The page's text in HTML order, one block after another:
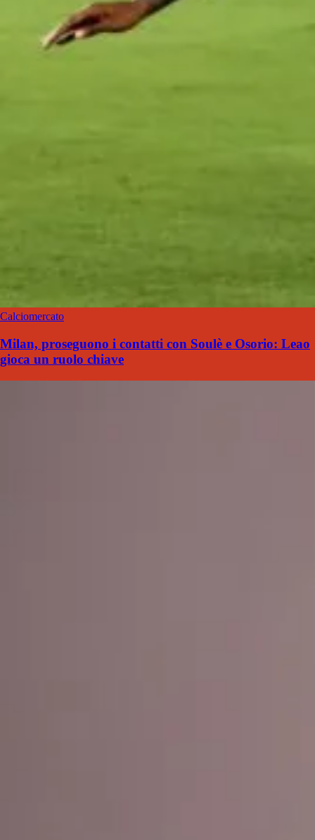
Calciomercato
Milan, proseguono i contatti con Soulè e Osorio: Leao
gioca un ruolo chiave